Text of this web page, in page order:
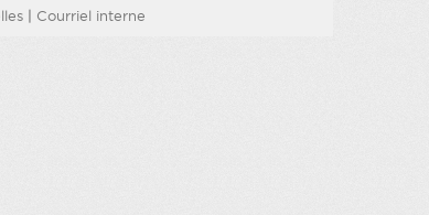
| Courriel interne